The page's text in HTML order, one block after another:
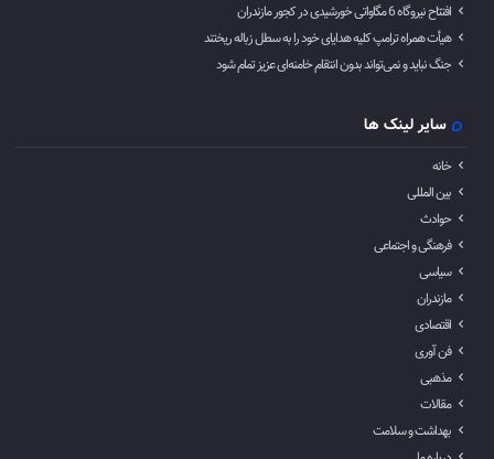
افتتاح نیروگاه 6 مگاواتی خورشیدی در کجور مازندران
هیأت همراه ترامپ کلیه هدایای خود را به سطل زباله ریختند
جنگ نباید و نمی‌تواند بدون انتقام خامنه‌ای عزیز تمام شود
سایر لینک ها
خانه
بین المللی
حوادث
فرهنگی و اجتماعی
سیاسی
مازندران
اقتصادی
فن آوری
مذهبی
مقالات
بهداشت و سلامت